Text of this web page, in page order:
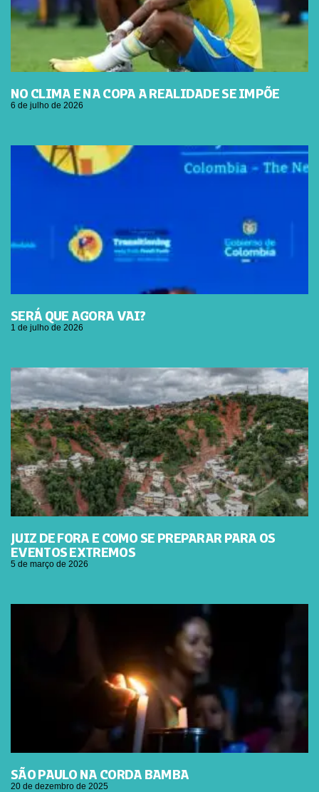
NO CLIMA E NA COPA A REALIDADE SE IMPÕE
6 de julho de 2026
SERÁ QUE AGORA VAI?
1 de julho de 2026
JUIZ DE FORA E COMO SE PREPARAR PARA OS
EVENTOS EXTREMOS
5 de março de 2026
SÃO PAULO NA CORDA BAMBA
20 de dezembro de 2025